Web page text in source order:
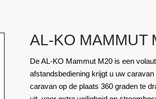
AL-KO MAMMUT
De AL-KO Mammut M20 is een
afstandsbediening krijgt u uw
caravan op de plaats 360 graden te